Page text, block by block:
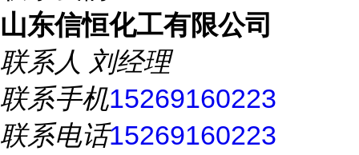
山东信恒化工有限公司
联系人 刘经理
联系手机15269160223
联系电话15269160223